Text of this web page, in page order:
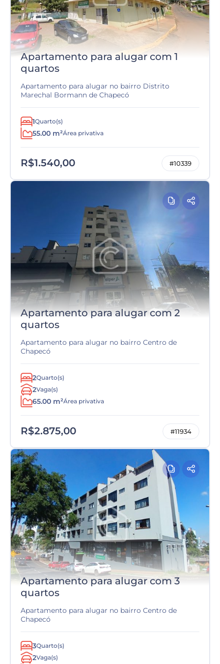
Apartamento para alugar com 1
quartos
Apartamento para alugar no bairro Distrito
Marechal Bormann de Chapecó
1Quarto(s)
55.00 m²Área privativa
R$1.540,00 #10339
Apartamento para alugar com 2
quartos
Apartamento para alugar no bairro Centro de
Chapecó
2Quarto(s)
2Vaga(s)
65.00 m²Área privativa
R$2.875,00 #11934
Apartamento para alugar com 3
quartos
Apartamento para alugar no bairro Centro de
Chapecó
3Quarto(s)
2Vaga(s)